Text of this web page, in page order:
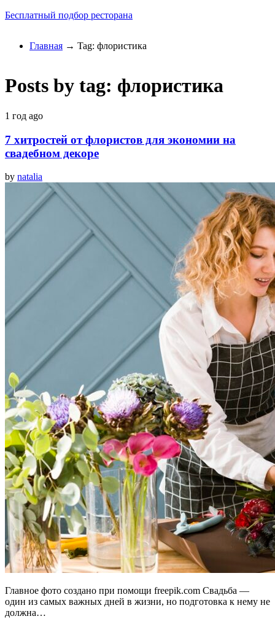
Бесплатный подбор ресторана
Главная → Tag: флористика
Posts by tag: флористика
1 год ago
7 хитростей от флористов для экономии на
свадебном декоре
by natalia
Главное фото создано при помощи freepik.com Свадьба —
один из самых важных дней в жизни, но подготовка к нему не
должна…